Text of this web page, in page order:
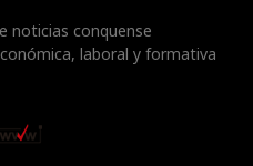
noticias conquense
laboral y formativa